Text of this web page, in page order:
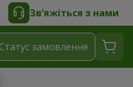
Зв’яжіться з нами
Статус замовлення